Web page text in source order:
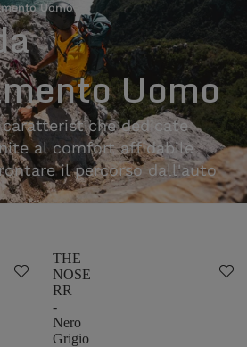
Uomo
Uomo
dedicate
al comfort affidabile
il percorso dall'auto
THE
NOSE
RR
-
Nero
Grigio